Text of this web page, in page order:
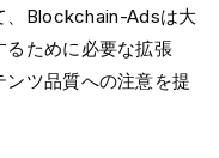
、Blockchain-Adsは大
るために必要な拡張
ンツ品質への注意を提